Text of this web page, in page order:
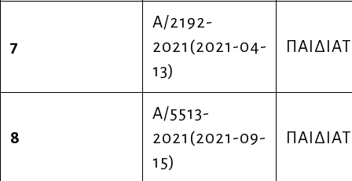
7
Α/2192-
2021(2021-04-
13)
8
Α/5513-
2021(2021-09-
15)